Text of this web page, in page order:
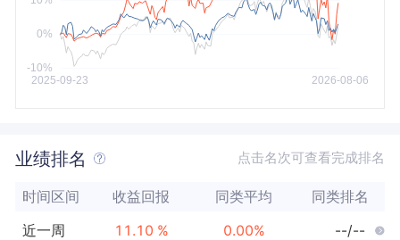
业绩排名 点击名次可查看完成排名
时间区间 收益回报 同类平均 同类排名
近一周 11.10 % 0.00% --/--